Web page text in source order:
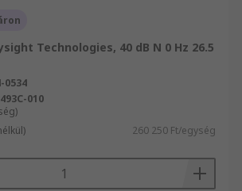
Technologies, 40 dB N 0 Hz 26.5
0534
010
260 250 Ft/egység